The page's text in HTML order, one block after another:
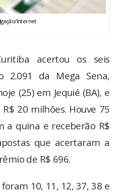
Internet
acertou os seis
2.091 da Mega Sena,
(25) em Jequié (BA), e
20 milhões. Houve 75
a quina e receberão R$
que acertaram a
de R$ 696.
10, 11, 12, 37, 38 e